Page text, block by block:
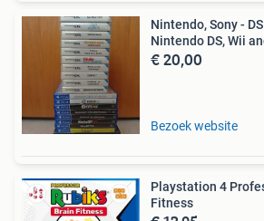
Nintendo, Sony -
Nintendo DS, Wii
€ 20,00
Bezoek website
Playstation 4
Fitness